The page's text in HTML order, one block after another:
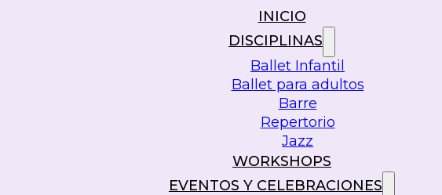
INICIO
DISCIPLINAS
Ballet Infantil
Ballet para adultos
Barre
Repertorio
Jazz
WORKSHOPS
EVENTOS Y CELEBRACIONES